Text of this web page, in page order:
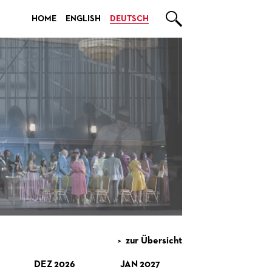
HOME ENGLISH DEUTSCH 
zur Übersicht
DEZ 2026 JAN 2027